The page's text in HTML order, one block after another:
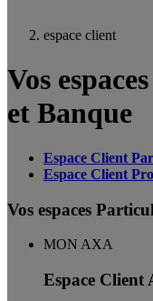
espace client
Vos
et Banque
Espace Client
Espace Client
Vos espaces
MON AXA
Espace Client